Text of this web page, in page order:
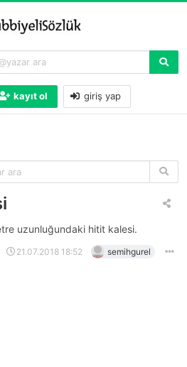
kayıt ol giriş yap
uzunluğundaki hitit kalesi.
21.07.2018 18:52 semihgurel